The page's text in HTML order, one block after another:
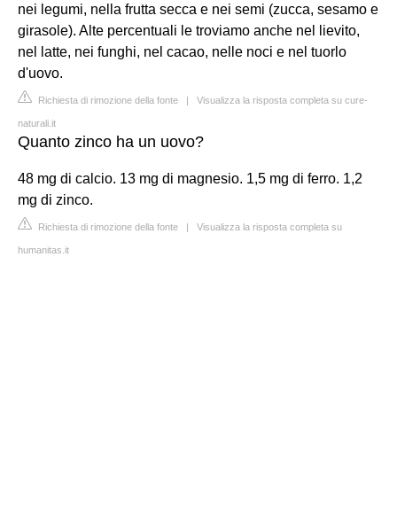
nei legumi, nella frutta secca e nei semi (zucca, sesamo e
girasole). Alte percentuali le troviamo anche nel lievito,
nel latte, nei funghi, nel cacao, nelle noci e nel tuorlo
d'uovo.
Richiesta di rimozione della fonte | Visualizza la risposta completa su cure-
naturali.it
Quanto zinco ha un uovo?
48 mg di calcio. 13 mg di magnesio. 1,5 mg di ferro. 1,2
mg di zinco.
Richiesta di rimozione della fonte | Visualizza la risposta completa su
humanitas.it